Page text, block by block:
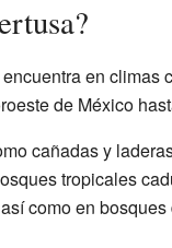
en climas
de México
cañadas y
tropicales
como en